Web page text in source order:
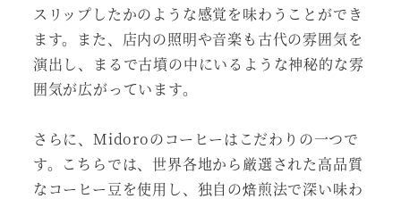
スリップしたかのような感覚を味わうことができ
ます。また、店内の照明や音楽も古代の雰囲気を
演出し、まるで古墳の中にいるような神秘的な雰
囲気が広がっています。
さらに、Midoroのコーヒーはこだわりの一つで
す。こちらでは、世界各地から厳選された高品質
なコーヒー豆を使用し、独自の焙煎法で深い味わ